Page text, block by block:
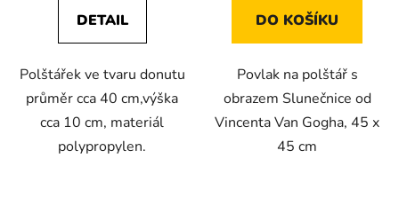
DETAIL
Polštářek ve tvaru donutu
průměr cca 40 cm,výška
cca 10 cm, materiál
polypropylen.
DO KOŠÍKU
Povlak na polštář s
obrazem Slunečnice od
Vincenta Van Gogha, 45 x
45 cm